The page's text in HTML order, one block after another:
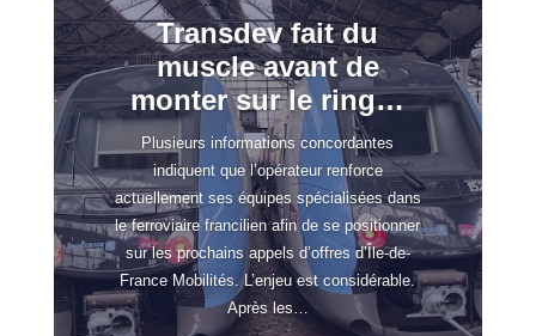
Transdev fait du
muscle avant de
monter sur le ring…
Plusieurs informations concordantes
indiquent que l’opérateur renforce
actuellement ses équipes spécialisées dans
le ferroviaire francilien afin de se positionner
sur les prochains appels d’offres d’Île-de-
France Mobilités. L’enjeu est considérable.
Après les…